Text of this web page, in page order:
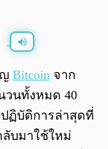
Bitcoin จาก
วนทั้งหมด 40
ฏิบัติการล่าสุดที่
ลับมาใช้ใหม่